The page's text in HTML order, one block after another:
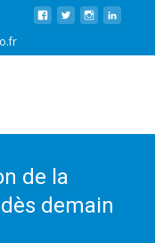
de la
demain